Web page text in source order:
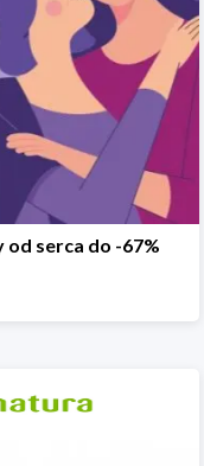
od serca do -67%